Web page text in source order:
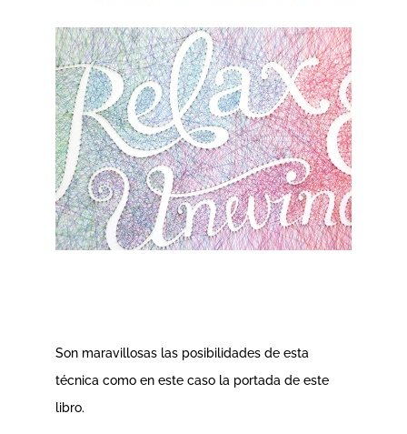
Son maravillosas las posibilidades de esta
técnica como en este caso la portada de este
libro.